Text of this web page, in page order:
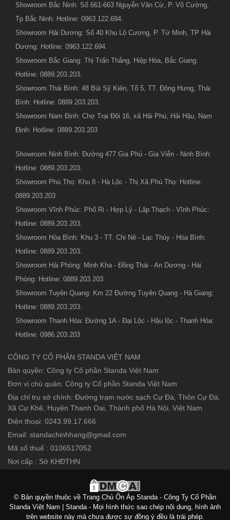
Showroom Bắc Ninh: Số 661-663 Nguyễn Văn Cừ, P. Võ Cường,
Tp Bắc Ninh: Hotline: 0963.122.694.
Showroom Hải Dương: Số 40 Khu Lộ Cương, P. Tứ Minh, TP Hải
Dương: Hotline: 0963.122.694.
Showroom Bắc Giang: Thị Trấn Thắng, Hiệp Hòa, Bắc Giang:
Hotline: 0889.203.203.
Showroom Thái Bình: 48 Bùi Sỹ Kiên, Tổ 5, TT. Đông Hưng, Thái
Bình: Hotline: 0889.203.203.
Showroom Nam Định: Chợ Trại Đội 16, xã Hải Phú, Hải Hậu, Nam
Định: Hotline: 0889.203.203
Showroom Ninh Bình: Đường 477 Gia Phú - Gia Viễn - Ninh Bình:
Hotline: 0889.203.203.
Showroom Phú Thọ: Khu 8 - Hà Lộc - Thị Xã Phú Thọ: Hotline:
0889.203.203.
Showroom Vĩnh Phúc: Phố Ri - Hợp Lý - Lập Thạch - Vĩnh Phúc:
Hotline: 0889.203.203.
Showroom Hòa Bình: Khu 3 - TT. Chi Nê - Lạc Thủy - Hòa Bình:
Hotline: 0889.203.203.
Showroom Hải Phòng: Minh Kha - Đồng Thái - An Dương - Hải
Phòng: Hotline: 0889.203.203.
Showroom Tuyên Quang: Km 22 Đường Tuyên Quang - Hà Giang:
Hotline: 0889.203.203.
Showroom Thanh Hóa: Đường 1A - Đại Lộc - Hậu lộc - Thanh Hóa:
Hotline: 0986.203.203
CÔNG TY CỔ PHẦN STANDA VIỆT NAM
Bản quyền: Công ty Cổ phần Standa Việt Nam
Đơn vị chủ quản: Công ty Cổ phần Standa Việt Nam
Địa chỉ trụ sở chính: Đường trạm nước sạch Cự Đà, Thôn Cự Đà,
Xã Cự Khê, Huyện Thanh Oai, Thành phố Hà Nội, Việt Nam
Điện thoại: 0243.99.17.666
Email: standachinhhang@gmail.com
Mã số thuế : 0106517052
Nơi cấp : Sở KHĐTHN
© Bản quyền thuộc về Trang Chủ Ổn Áp Standa - Công Ty Cổ Phần
Standa Việt Nam | Standa - Mọi hình thức sao chép nội dung, hình ảnh
trên website này mà chưa được sự đồng ý đều là trái phép.